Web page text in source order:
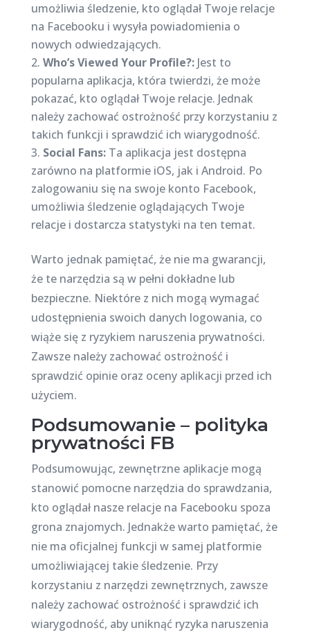
umożliwia śledzenie, kto oglądał Twoje relacje
na Facebooku i wysyła powiadomienia o
nowych odwiedzających.
Who’s Viewed Your Profile?:Jest to
popularna aplikacja, która twierdzi, że może
pokazać, kto oglądał Twoje relacje. Jednak
należy zachować ostrożność przy korzystaniu z
takich funkcji i sprawdzić ich wiarygodność.
Social Fans: Ta aplikacja jest dostępna
zarówno na platformie iOS, jak i Android. Po
zalogowaniu się na swoje konto Facebook,
umożliwia śledzenie oglądających Twoje
relacje i dostarcza statystyki na ten temat.
Warto jednak pamiętać, że nie ma gwarancji,
że te narzędzia są w pełni dokładne lub
bezpieczne. Niektóre z nich mogą wymagać
udostępnienia swoich danych logowania, co
wiąże się z ryzykiem naruszenia prywatności.
Zawsze należy zachować ostrożność i
sprawdzić opinie oraz oceny aplikacji przed ich
użyciem.
Podsumowanie – polityka
prywatności FB
Podsumowując, zewnętrzne aplikacje mogą
stanowić pomocne narzędzia do sprawdzania,
kto oglądał nasze relacje na Facebooku spoza
grona znajomych. Jednakże warto pamiętać, że
nie ma oficjalnej funkcji w samej platformie
umożliwiającej takie śledzenie. Przy
korzystaniu z narzędzi zewnętrznych, zawsze
należy zachować ostrożność i sprawdzić ich
wiarygodność, aby uniknąć ryzyka naruszenia